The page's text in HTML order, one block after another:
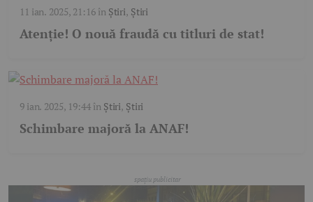
11 ian. 2025, 21:16în Știri, Știri
Atenție! O nouă fraudă cu titluri de stat!
9 ian. 2025, 19:44în Știri, Știri
Schimbare majoră la ANAF!